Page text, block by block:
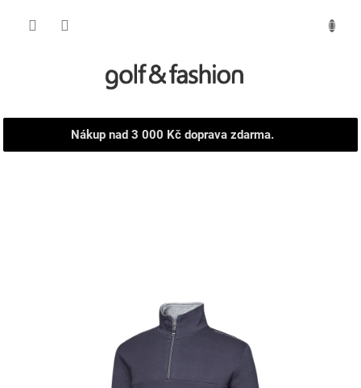
NÁKUPNÍ
Nákup nad 3 000 Kč doprava zdarma.